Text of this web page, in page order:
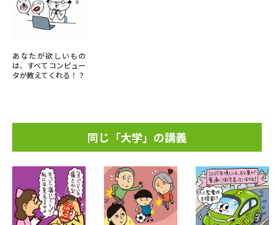
あなたが欲しいもの
は、すべてコンピュー
タが教えてくれる！？
同じ「大学」の講義